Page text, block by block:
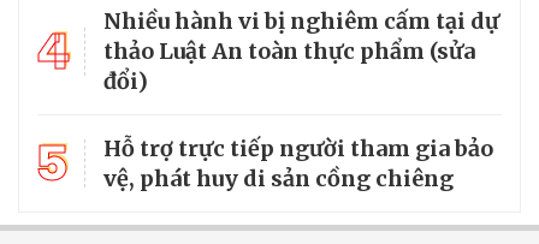
4
Nhiều hành vi bị nghiêm cấm tại dự
thảo Luật An toàn thực phẩm (sửa
đổi)
5
Hỗ trợ trực tiếp người tham gia bảo
vệ, phát huy di sản cồng chiêng